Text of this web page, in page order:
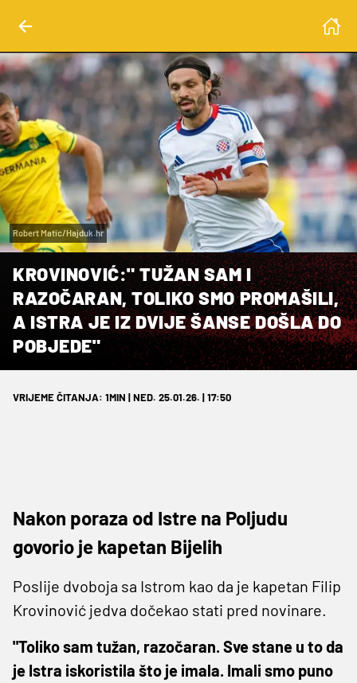
Robert Matic/Hajduk.hr
KROVINOVIĆ:" TUŽAN SAM I
RAZOČARAN, TOLIKO SMO PROMAŠILI,
A ISTRA JE IZ DVIJE ŠANSE DOŠLA DO
POBJEDE"
VRIJEME ČITANJA: 1MIN | NED. 25.01.26. | 17:50
Nakon poraza od Istre na Poljudu
govorio je kapetan Bijelih
Poslije dvoboja sa Istrom kao da je kapetan Filip
Krovinović jedva dočekao stati pred novinare.
"Toliko sam tužan, razočaran. Sve stane u to da
je Istra iskoristila što je imala. Imali smo puno